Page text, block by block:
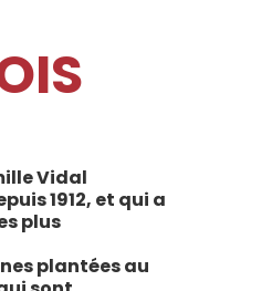
Vidal
1912, et qui a
plus
plantées au